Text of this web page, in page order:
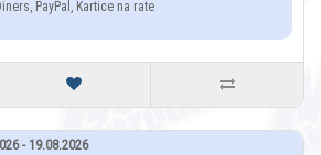
PayPal, Kartice na rate
- 19.08.2026